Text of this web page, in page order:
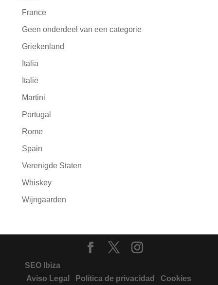
France
Geen onderdeel van een categorie
Griekenland
Italia
Italië
Martini
Portugal
Rome
Spain
Verenigde Staten
Whiskey
Wijngaarden
SEO Ibiza
Aviso Legal
Política de privacidad Cookies